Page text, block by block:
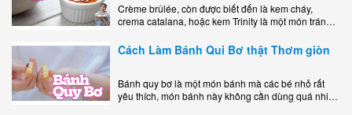
Crème brûlée, còn được biết đến là kem cháy,
crema catalana, hoặc kem Trinity là một món tráng
lớp..
Cách Làm Bánh Qui Bơ thật Thơm giòn
Bánh quy bơ là một món bánh mà các bé nhỏ rất
yêu thích, món bánh này không cần dùng quá nhiều